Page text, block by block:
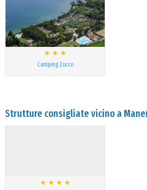
Camping Zocco
Strutture consigliate vicino a